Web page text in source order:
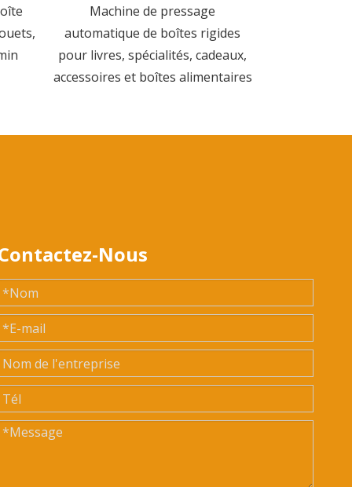
Machine de pressage
automatique de boîtes rigides
pour livres, spécialités, cadeaux,
accessoires et boîtes alimentaires
Nous